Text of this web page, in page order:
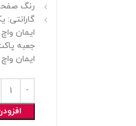
رنگ
گارانتی:
ایمان واچ
جعبه
ایمان واچ